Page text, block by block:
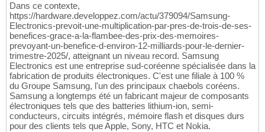
Dans ce contexte,
https://hardware.developpez.com/actu/379094/Samsung-
Electronics-prevoit-une-multiplication-par-pres-de-trois-de-ses-
benefices-grace-a-la-flambee-des-prix-des-memoires-
prevoyant-un-benefice-d-environ-12-milliards-pour-le-dernier-
trimestre-2025/, atteignant un niveau record. Samsung
Electronics est une entreprise sud-coréenne spécialisée dans la
fabrication de produits électroniques. C'est une filiale à 100 %
du Groupe Samsung, l'un des principaux chaebols coréens.
Samsung a longtemps été un fabricant majeur de composants
électroniques tels que des batteries lithium-ion, semi-
conducteurs, circuits intégrés, mémoire flash et disques durs
pour des clients tels que Apple, Sony, HTC et Nokia.